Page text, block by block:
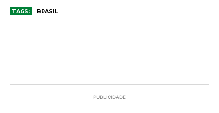
TAGS: BRASIL
- PUBLICIDADE -